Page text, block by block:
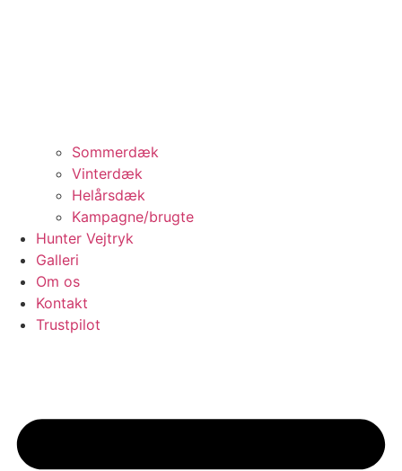
Sommerdæk
Vinterdæk
Helårsdæk
Kampagne/brugte
Hunter Vejtryk
Galleri
Om os
Kontakt
Trustpilot